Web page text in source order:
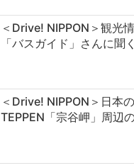
＜Drive! NIPPON＞観光
「バスガイド」さんに聞
＜Drive! NIPPON＞日本の
TEPPEN「宗谷岬」周辺